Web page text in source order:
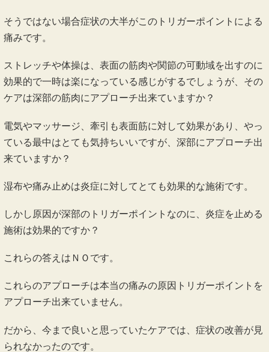
そうではない場合症状の大半がこのトリガーポイントによる
痛みです。
ストレッチや体操は、表面の筋肉や関節の可動域を出すのに
効果的で一時は楽になっている感じがするでしょうが、その
ケアは深部の筋肉にアプローチ出来ていますか？
電気やマッサージ、牽引も表面筋に対して効果があり、やっ
ている最中はとても気持ちいいですが、深部にアプローチ出
来ていますか？
湿布や痛み止めは炎症に対してとても効果的な施術です。
しかし原因が深部のトリガーポイントなのに、炎症を止める
施術は効果的ですか？
これらの答えはＮＯです。
これらのアプローチは本当の痛みの原因トリガーポイントを
アプローチ出来ていません。
だから、今まで良いと思っていたケアでは、症状の改善が見
られなかったのです。